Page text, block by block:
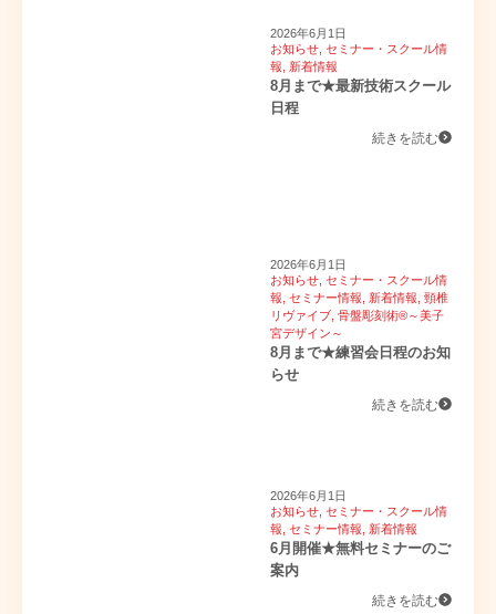
2026年6月1日
お知らせ セミナー・スクール情
報
新着情報
8月まで★最新技術スクール
日程
続きを読む
2026年6月1日
お知らせ セミナー・スクール情
報 セミナー情報 新着情報 頸椎
リヴァイブ 骨盤彫刻術®～美子
宮デザイン～
8月まで★練習会日程のお知
らせ
続きを読む
2026年6月1日
お知らせ セミナー・スクール情
報 セミナー情報 新着情報
6月開催★無料セミナーのご
案内
続きを読む